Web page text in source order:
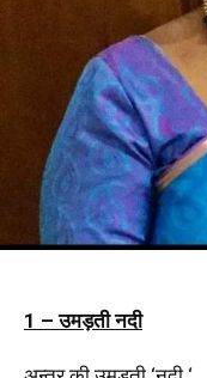
1 – उमड़ती नदी